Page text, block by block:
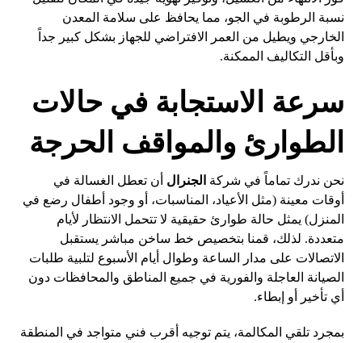
نسبة الرطوبة في الجو، مما يحافظ على سلامة المعدن
الخارجي ويطيل من العمر الافتراضي للجهاز بشكل كبير جداً
وبأقل التكاليف الممكنة.
سرعة الاستجابة في حالات
الطوارئ والمواقف الحرجة
نحن ندرك تماماً في شركة الجنرال أن تعطل الغسالة في
أوقات معينة (مثل الأعياد، المناسبات، أو وجود أطفال رضع في
المنزل) يمثل حالة طوارئ حقيقية لا تتحمل الانتظار لأيام
متعددة. لذلك، قمنا بتخصيص خط ساخن مباشر يستقبل
الاتصالات على مدار الساعة وطوال أيام الأسبوع لتلبية طلبات
الصيانة العاجلة والفورية في جميع المناطق والمحافظات دون
أي تأخير أو إبطاء.
بمجرد تلقي المكالمة، يتم توجيه أقرب فني متواجد في المنطقة